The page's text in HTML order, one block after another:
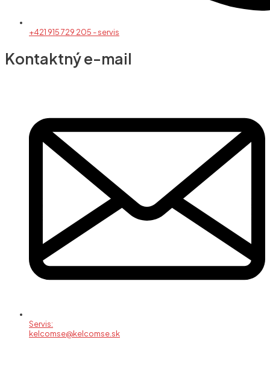
+421 915 729 205 - servis
Kontaktný e-mail
Servis:
kelcomse@kelcomse.sk